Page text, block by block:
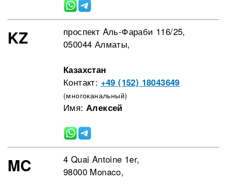
KZ
проспект Aль-Фараби 116/25,
050044 Алматы,
Казахстан
Контакт: +49 (152) 18043649
(многоканальный)
Имя: Алексей
MC
4 Quai Antoine 1er,
98000 Monaco,